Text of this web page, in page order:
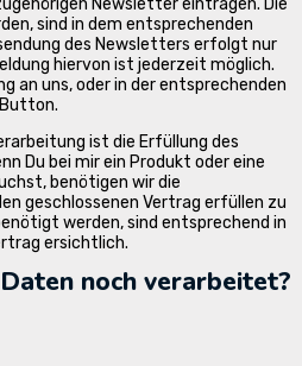
Newsletter eintragen. Die
sind in dem entsprechenden
des Newsletters erfolgt nur
hiervon ist jederzeit möglich.
an uns, oder in der entsprechenden
ist die Erfüllung des
Du bei mir ein Produkt oder eine
benötigen wir die
geschlossenen Vertrag erfüllen zu
werden, sind entsprechend in
ersichtlich.
noch verarbeitet?